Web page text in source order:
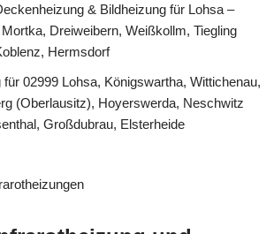
& Bildheizung für Lohsa –
Dreiweibern, Weißkollm, Tiegling
Hermsdorf
für 02999 Lohsa, Königswartha, Wittichenau,
(Oberlausitz), Hoyerswerda, Neschwitz
Großdubrau, Elsterheide